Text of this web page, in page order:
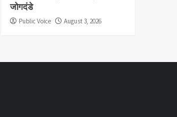
जोगदंडे
Public Voice August 3, 2026